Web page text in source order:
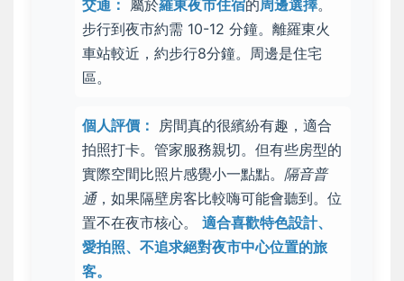
交通： 屬於羅東夜市住宿的周邊選擇。
步行到夜市約需 10-12 分鐘。離羅東火
車站較近，約步行8分鐘。周邊是住宅
區。
個人評價： 房間真的很繽紛有趣 ，適合
拍照打卡。管家服務親切。但有些房型的
實際空間比照片感覺小一點點。 隔音普
通，如果隔壁房客比較嗨可能會聽到。位
置不在夜市核心。 適合喜歡特色設計、
愛拍照、不追求絕對夜市中心位置的旅
客。